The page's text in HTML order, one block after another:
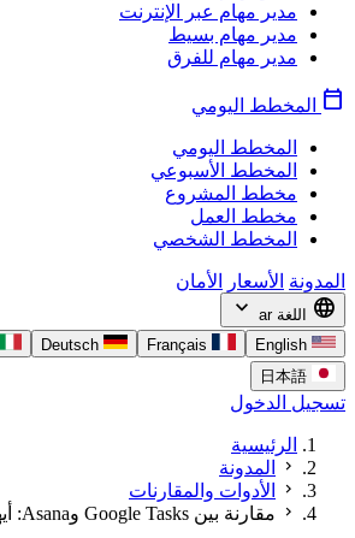
مدير مهام عبر الإنترنت
مدير مهام بسيط
مدير مهام للفرق
calendar_today المخطط اليومي
المخطط اليومي
المخطط الأسبوعي
مخطط المشروع
مخطط العمل
المخطط الشخصي
المدونة الأسعار الأمان
language اللغة ar
expand_more
English
Français
Deutsch
日本語
تسجيل الدخول
الرئيسية
chevron_right المدونة
chevron_right الأدوات والمقارنات
chevron_right مقارنة بين Google Tasks وAsana: أيهما الأنسب لفريق…